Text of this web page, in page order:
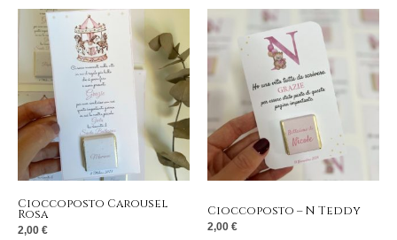
Cioccoposto Carousel
Rosa
2,00 €
Cioccoposto – N Teddy
2,00 €